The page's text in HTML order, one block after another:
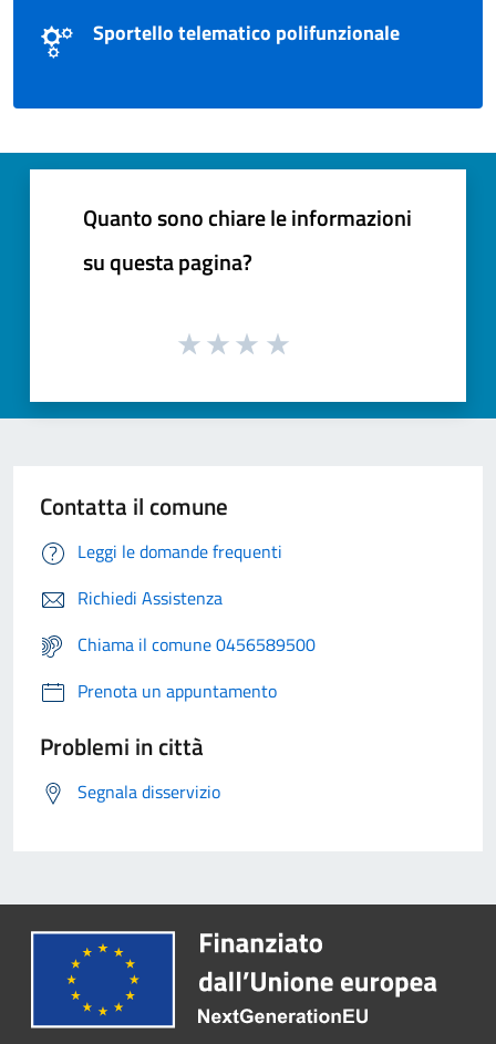
Sportello telematico polifunzionale
Quanto sono chiare le informazioni
su questa pagina?
Contatta il comune
Leggi le domande frequenti
Richiedi Assistenza
Chiama il comune 0456589500
Prenota un appuntamento
Problemi in città
Segnala disservizio